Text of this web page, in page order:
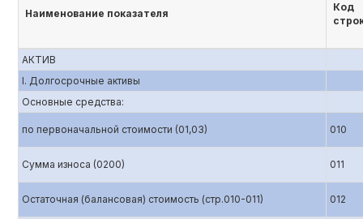
Наименование показателя
Код
АКТИВ
I. Долгосрочные активы
Основные средства:
по первоначальной стоимости (01,03) 010
Сумма износа (0200) 011
Остаточная (балансовая) стоимость (стр.010-011) 012